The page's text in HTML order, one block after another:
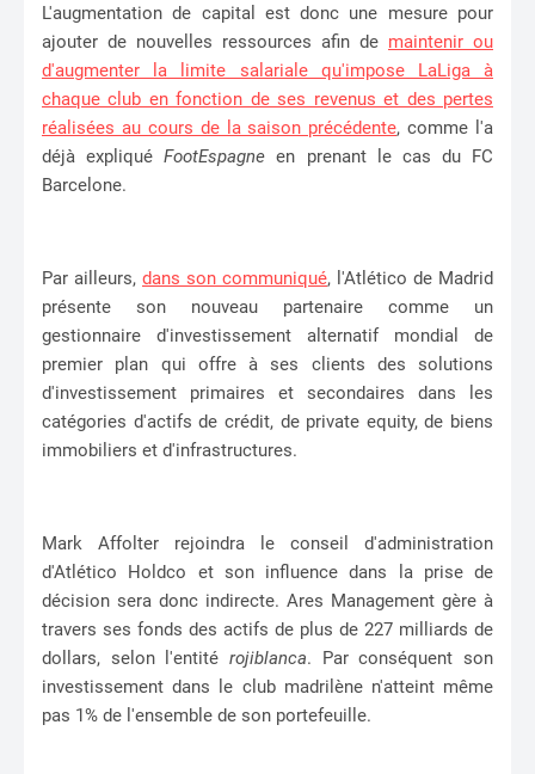
L'augmentation de capital est donc une mesure pour
ajouter de nouvelles ressources afin de maintenir ou
d'augmenter la limite salariale qu'impose LaLiga à
chaque club en fonction de ses revenus et des pertes
réalisées au cours de la saison précédente, comme l'a
déjà expliquéFootEspagneen prenant le cas du FC
Barcelone.
Par ailleurs, dans son communiqué, l'Atlético de Madrid
présente son nouveau partenaire comme un
gestionnaire d'investissement alternatif mondial de
premier plan qui offre à ses clients des solutions
d'investissement primaires et secondaires dans les
catégories d'actifs de crédit, de private equity, de biens
immobiliers et d'infrastructures.
Mark Affolter rejoindra le conseil d'administration
d'Atlético Holdco et son influence dans la prise de
décision sera donc indirecte. Ares Management gère à
travers ses fonds des actifs de plus de 227 milliards de
dollars, selon l'entité rojiblanca. Par conséquent son
investissement dans le club madrilène n'atteint même
pas 1% de l'ensemble de son portefeuille.